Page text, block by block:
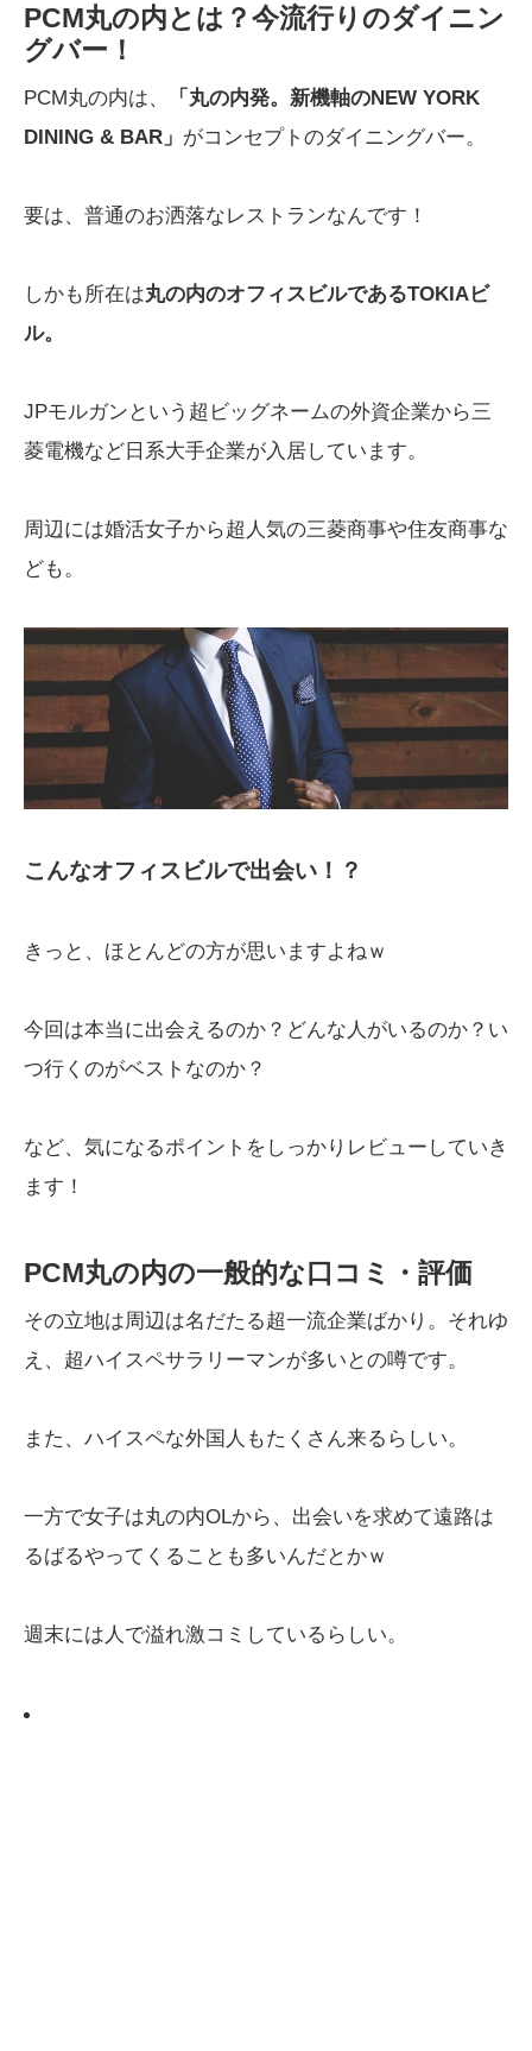
PCM丸の内とは？今流行りのダイニン
グバー！
PCM丸の内は、
「丸の内発。新機軸のNEW YORK
DINING & BAR」 がコンセプトのダイニングバー。
要は、普通のお洒落なレストランなんです！
しかも所在は丸の内のオフィスビルであるTOKIAビ
ル。
JPモルガンという超ビッグネームの外資企業から三
菱電機など日系大手企業が入居しています。
周辺には婚活女子から超人気の三菱商事や住友商事な
ども。
こんなオフィスビルで出会い！？
きっと、ほとんどの方が思いますよねｗ
今回は本当に出会えるのか？どんな人がいるのか？い
つ行くのがベストなのか？
など、気になるポイントをしっかりレビューしていき
ます！
PCM丸の内の一般的な口コミ・評価
その立地は周辺は名だたる超一流企業ばかり。それゆ
え、超ハイスペサラリーマンが多いとの噂です。
また、ハイスペな外国人もたくさん来るらしい。
一方で女子は丸の内OLから、出会いを求めて遠路は
るばるやってくることも多いんだとかｗ
週末には人で溢れ激コミしているらしい。